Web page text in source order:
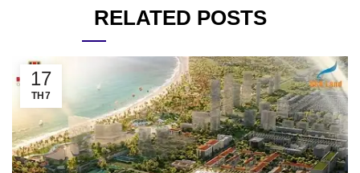
RELATED POSTS
17
TH7